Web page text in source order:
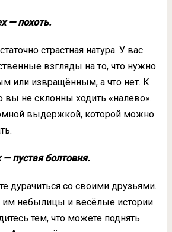
— похоть.
страстная натура. У вас
взгляды на то, что нужно
или извращённым, а что нет. К
не склонны ходить «налево».
выдержкой, которой можно
пустая болтовня.
дурачиться со своими друзьями.
им небылицы и весёлые истории
тем, что можете поднять